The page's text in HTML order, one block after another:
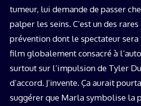
tumeur, lui demande de passer
palper les seins. C’est un des
prévention dont le spectateur sera
film globalement consacré à
surtout sur l’impulsion de Tyler
d’accord. J’invente. Ça aurait
suggérer que Marla symbolise la